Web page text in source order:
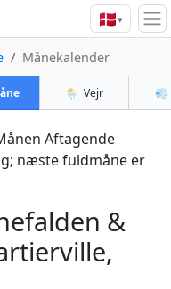
🇩🇰▾
Månekalender
🌦️ Vejr 💨
&
Aftagende
næste fuldmåne er